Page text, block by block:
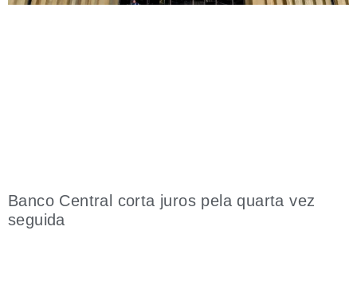
Banco Central corta juros pela quarta vez
seguida